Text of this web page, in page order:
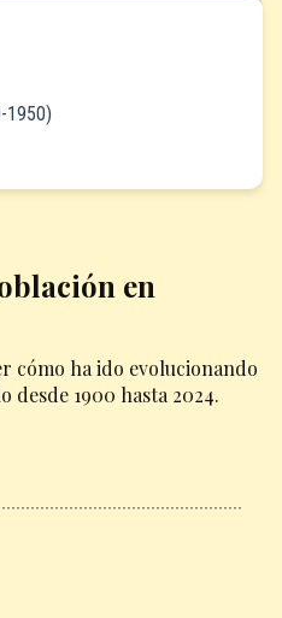
1950)
en
cómo ha ido evolucionando
desde 1900 hasta 2024.